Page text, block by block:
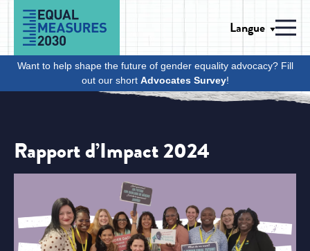
Skip to Content
Langue
Want to help shape the future of gender equality advocacy? Fill
out our short Advocates Survey!
Rapport d’Impact 2024